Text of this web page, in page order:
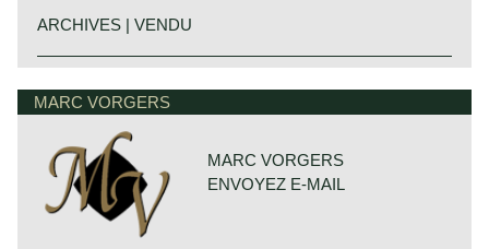
ARCHIVES | VENDU
Technical data*
4 cylinder boxer engine
cylinder capacity: 1192 cc
induction: 1 x Solex 28 PICT
capacity: 34 bhp. at 3400 rpm.
gearbox: 4-speed, manual
weight: 1105 kg. (depending on model)
L x B x H: 429 x 178 x 189 cm.
MARC VORGERS
MARC VORGERS
ENVOYEZ E-MAIL